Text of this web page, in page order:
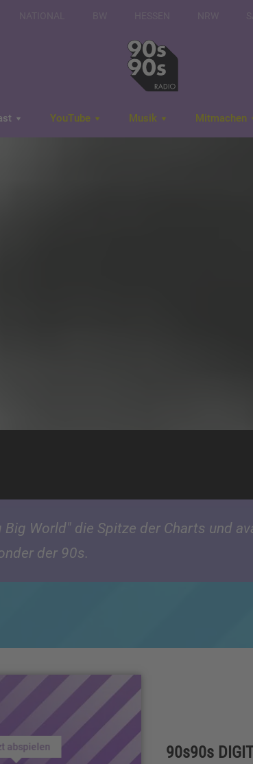
YouTube Musik Mitmachen
World" die Spitze der Charts und
der 90s.
abspielen 90s90s